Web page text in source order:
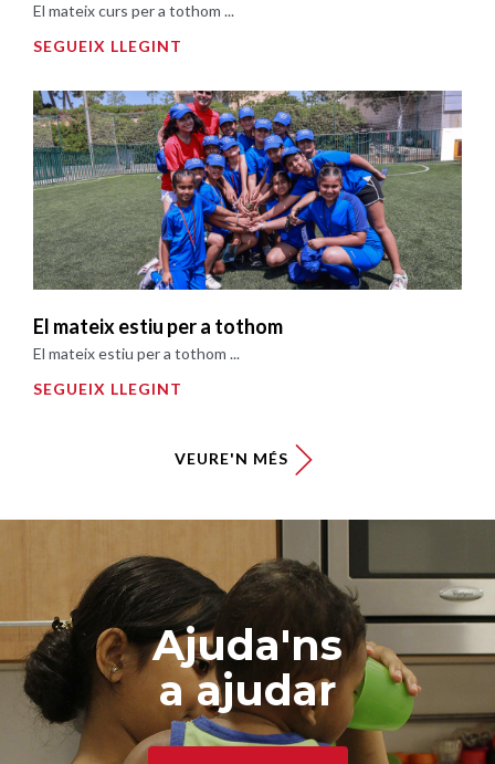
El mateix curs per a tothom ...
SEGUEIX LLEGINT
El mateix estiu per a tothom
El mateix estiu per a tothom ...
SEGUEIX LLEGINT
VEURE'N MÉS
Ajuda'ns
a ajudar